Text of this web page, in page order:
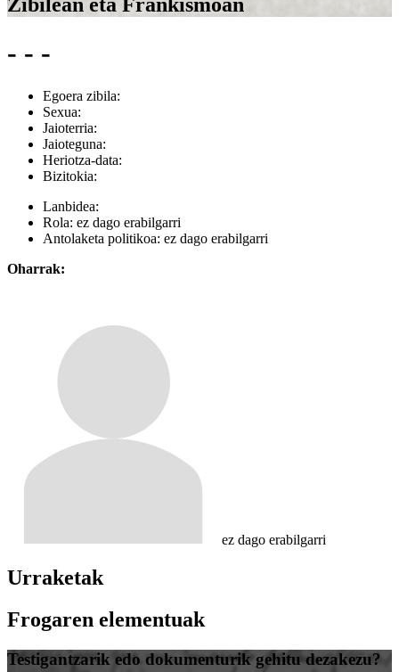
- - -
Egoera zibila:
Sexua:
Jaioterria:
Jaioteguna:
Heriotza-data:
Bizitokia:
Lanbidea:
Rola: ez dago erabilgarri
Antolaketa politikoa: ez dago erabilgarri
Oharrak:
ez dago erabilgarri
Urraketak
Frogaren elementuak
Testigantzarik edo dokumenturik gehitu dezakezu?